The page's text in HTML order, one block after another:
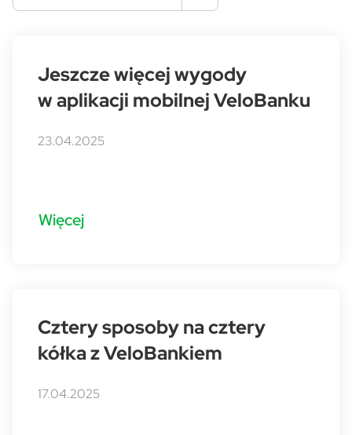
Jeszcze więcej wygody
w aplikacji mobilnej VeloBanku
23.04.2025
Więcej
Cztery sposoby na cztery
kółka z VeloBankiem
17.04.2025